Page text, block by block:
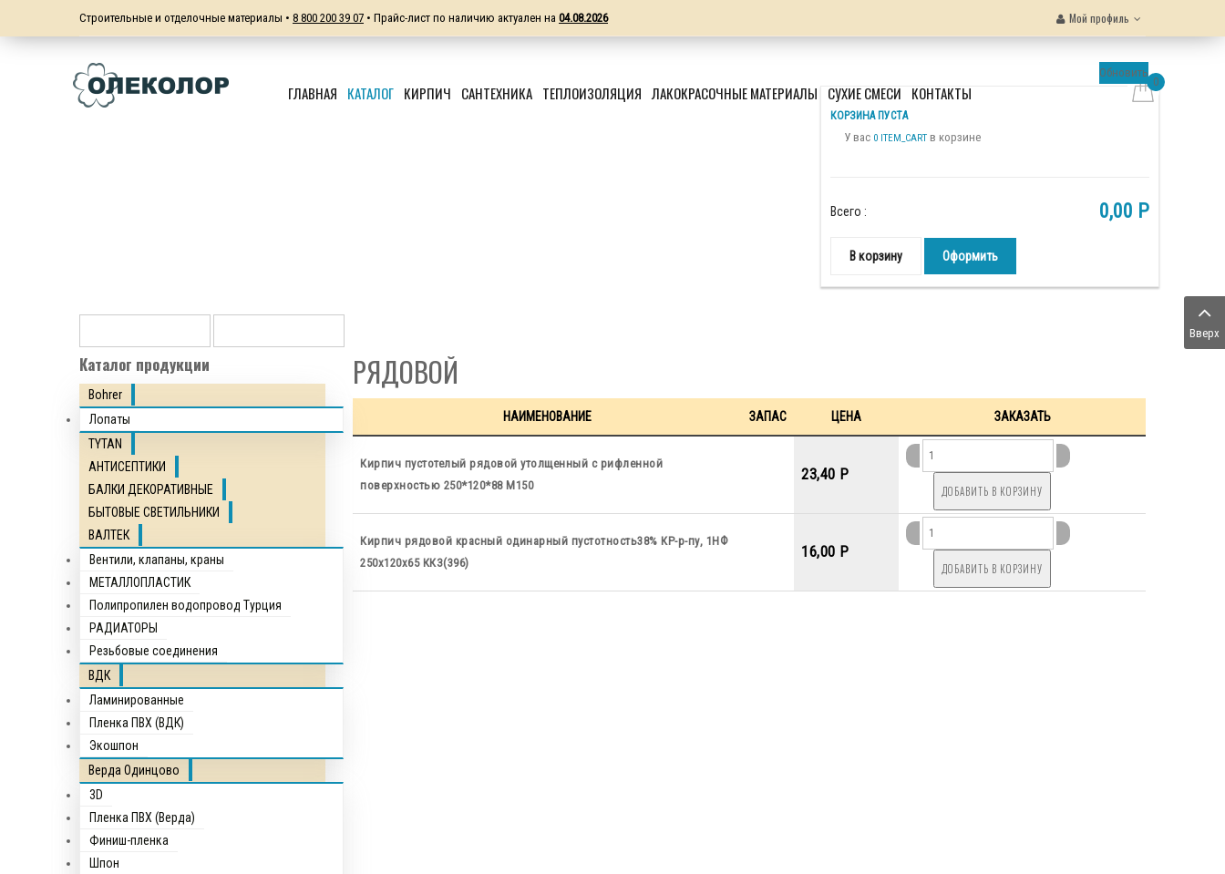
Строительные и отделочные материалы • 8 800 200 39 07 • Прайс-лист по наличию актуален на 04.08.2026 Мой профиль
ГЛАВНАЯ КАТАЛОГ КИРПИЧ САНТЕХНИКА ТЕПЛОИЗОЛЯЦИЯ ЛАКОКРАСОЧНЫЕ МАТЕРИАЛЫ СУХИЕ СМЕСИ КОНТАКТЫ
0
КОРЗИНА ПУСТА
У вас 0 ITEM_CART в корзине
Обновить
Всего : 0,00 P
В корзину Оформить
РЯДОВОЙ
НАИМЕНОВАНИЕ ЗАПАС ЦЕНА ЗАКАЗАТЬ
Кирпич пустотелый рядовой утолщенный с рифленной
поверхностью 250*120*88 М150
23,40 P
Кирпич рядовой красный одинарный пустотность38% КР-р-пу, 1НФ
250х120х65 ККЗ(396)
16,00 P
Каталог продукции
Bohrer
Лопаты
TYTAN
АНТИСЕПТИКИ
БАЛКИ ДЕКОРАТИВНЫЕ
БЫТОВЫЕ СВЕТИЛЬНИКИ
ВАЛТЕК
Вентили, клапаны, краны
МЕТАЛЛОПЛАСТИК
Полипропилен водопровод Турция
РАДИАТОРЫ
Резьбовые соединения
ВДК
Ламинированные
Пленка ПВХ (ВДК)
Экошпон
Верда Одинцово
3D
Пленка ПВХ (Верда)
Финиш-пленка
Шпон
Вверх